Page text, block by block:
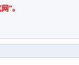
”。